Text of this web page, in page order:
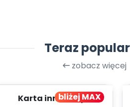
Teraz
zobacz więcej
bliżej MAX
Karta innowacji